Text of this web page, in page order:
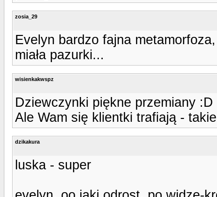
zosia_29
Evelyn bardzo fajna
miała pazurki...
wisienkakwspz
Dziewczynki piękne przemiany :D
Ale Wam się klientki trafiają -
dzikakura
luska - super